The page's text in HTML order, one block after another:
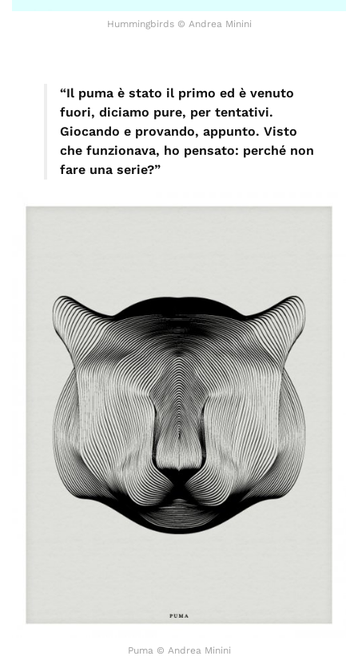
Hummingbirds © Andrea Minini
“Il puma è stato il primo ed è venuto
fuori, diciamo pure, per tentativi.
Giocando e provando, appunto. Visto
che funzionava, ho pensato: perché non
fare una serie?”
Puma © Andrea Minini